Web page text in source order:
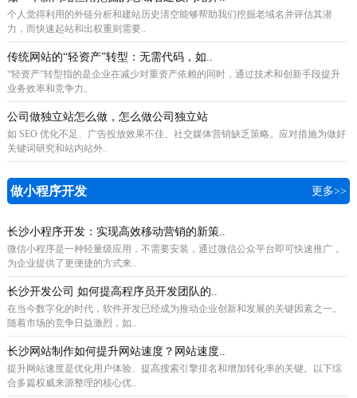
个人觉得利用的外链分析和建站历史清空能够帮助我们挖掘老域名并评估其潜
力，而快速起站和出权重则需要..
传统网站的“轻资产”转型：无需代码，如..
“轻资产”转型指的是企业在减少对重资产依赖的同时，通过技术和创新手段提升
业务效率和竞争力。
公司做独立站怎么做，怎么做公司独立站
如 SEO 优化不足、广告投放效果不佳、社交媒体营销缺乏策略。应对措施为做好
关键词研究和站内站外..
做小程序开发 更多>>
长沙小程序开发：实现高效移动营销的新策..
微信小程序是一种轻量级应用，不需要安装，通过微信公众平台即可快速推广，
为企业提供了更便捷的方式来..
长沙开发公司 如何提高程序员开发团队的..
在当今数字化的时代，软件开发已经成为推动企业创新和发展的关键因素之一。
随着市场的竞争日益激烈，如..
长沙网站制作如何提升网站速度？网站速度..
提升网站速度是优化用户体验、提高搜索引擎排名和增加转化率的关键。以下综
合多篇权威来源整理的核心优..